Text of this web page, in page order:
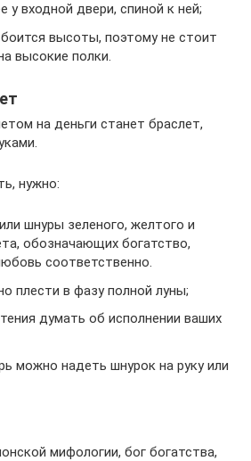
у входной двери, спиной к ней;
высоты, поэтому не стоит
высокие полки.
на деньги станет браслет,
нужно:
шнуры зеленого, желтого и
обозначающих богатство,
соответственно.
плести в фазу полной луны;
думать об исполнении ваших
можно надеть шнурок на руку или
мифологии, бог богатства,